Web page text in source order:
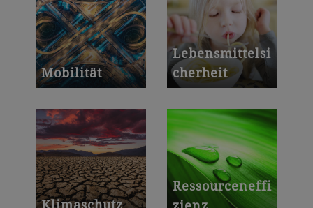
Mobilität
Lebensmittelsi
cherheit
Klimaschutz
Ressourceneffi